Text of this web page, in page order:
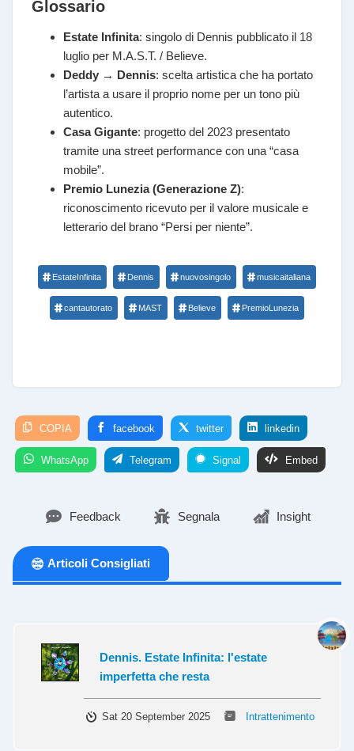
Glossario
Estate Infinita: singolo di Dennis pubblicato il 18
luglio per M.A.S.T. / Believe.
Deddy → Dennis: scelta artistica che ha portato
l’artista a usare il proprio nome per un tono più
autentico.
Casa Gigante: progetto del 2023 presentato
tramite una street performance con una “casa
mobile”.
Premio Lunezia (Generazione Z):
riconoscimento ricevuto per il valore musicale e
letterario del brano “Persi per niente”.
EstateInfinita Dennis nuovosingolo musicaitaliana
cantautorato MAST Believe PremioLunezia
COPIA facebook twitter linkedin
WhatsApp Telegram Signal Embed
Feedback Segnala Insight
Articoli Consigliati
Dennis. Estate Infinita: l'estate
imperfetta che resta
Sat 20 September 2025 Intrattenimento